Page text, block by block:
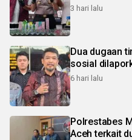
3 hari lalu
Dua dugaan
sosial
6 hari lalu
Polrestabes
Aceh terkait